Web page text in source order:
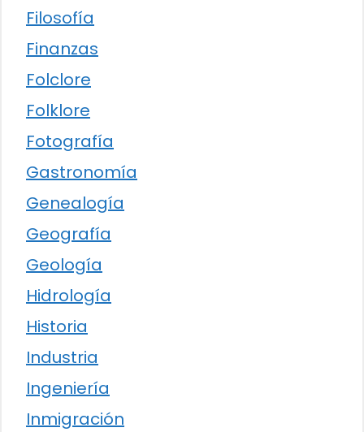
Filosofía
Finanzas
Folclore
Folklore
Fotografía
Gastronomía
Genealogía
Geografía
Geología
Hidrología
Historia
Industria
Ingeniería
Inmigración